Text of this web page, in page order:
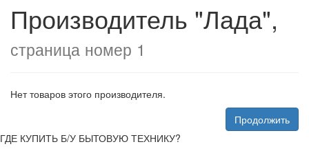
Производитель "Лада",
страница номер 1
Нет товаров этого производителя.
Продолжить
ГДЕ КУПИТЬ Б/У БЫТОВУЮ ТЕХНИКУ?